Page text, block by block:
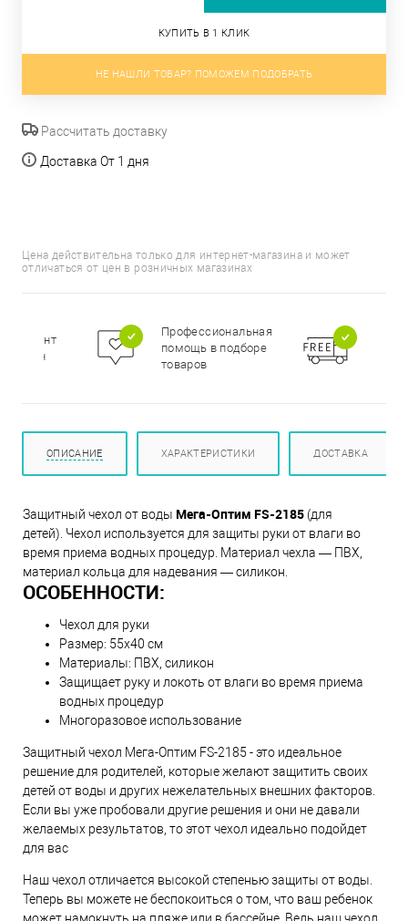
КУПИТЬ В 1 КЛИК
НЕ НАШЛИ ТОВАР? ПОМОЖЕМ ПОДОБРАТЬ
Рассчитать доставку
Доставка От 1 дня
Цена действительна только для интернет-магазина и может
отличаться от цен в розничных магазинах
Профессиональная
помощь в подборе
товаров
ОПИСАНИЕ ХАРАКТЕРИСТИКИ ДОСТАВКА
Защитный чехол от воды Мега-Оптим FS-2185 (для
детей). Чехол используется для защиты руки от влаги во
время приема водных процедур. Материал чехла — ПВХ,
материал кольца для надевания — силикон.
ОСОБЕННОСТИ:
Чехол для руки
Размер: 55х40 см
Материалы: ПВХ, силикон
Защищает руку и локоть от влаги во время приема
водных процедур
Многоразовое использование
Защитный чехол Мега-Оптим FS-2185 - это идеальное
решение для родителей, которые желают защитить своих
детей от воды и других нежелательных внешних факторов.
Если вы уже пробовали другие решения и они не давали
желаемых результатов, то этот чехол идеально подойдет
для вас
Наш чехол отличается высокой степенью защиты от воды.
Теперь вы можете не беспокоиться о том, что ваш ребенок
может намокнуть на пляже или в бассейне. Ведь наш чехол